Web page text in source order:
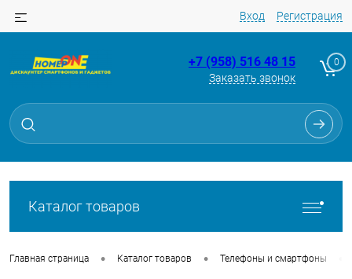
Вход Регистрация
+7 (958) 516 48 15
Заказать звонок
0
Каталог товаров
Главная страница • Каталог товаров • Телефоны и смартфоны
Для клиентов всех банков
Разбейте
без переплат